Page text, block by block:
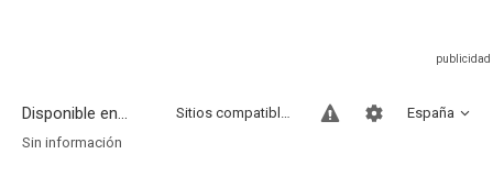
Disponible en... España
Sitios compatibles
Sin información